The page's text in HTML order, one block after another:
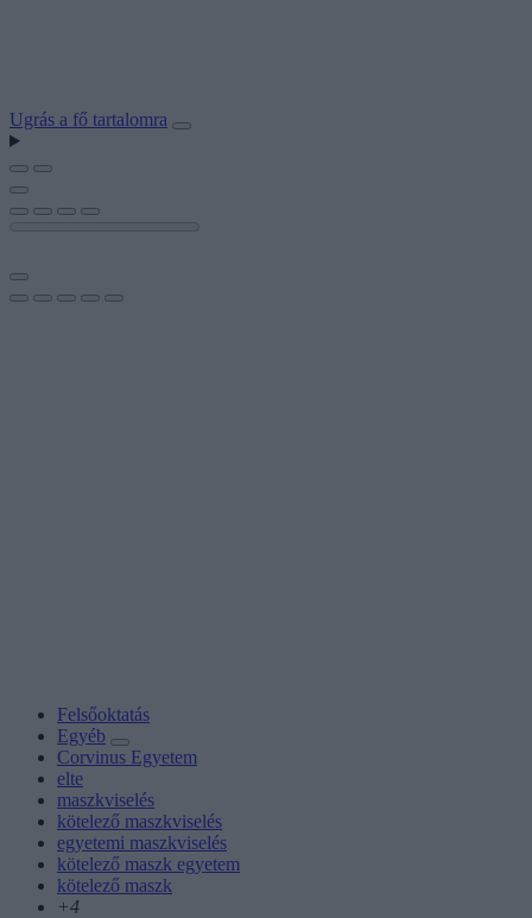
Ugrás a fő tartalomra
Felsőoktatás
Egyéb
Corvinus Egyetem
elte
maszkviselés
kötelező maszkviselés
egyetemi maszkviselés
kötelező maszk egyetem
kötelező maszk
+4